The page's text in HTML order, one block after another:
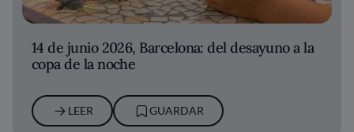
14 de junio 2026, Barcelona: del desayuno a la
copa de la noche
LEER GUARDAR